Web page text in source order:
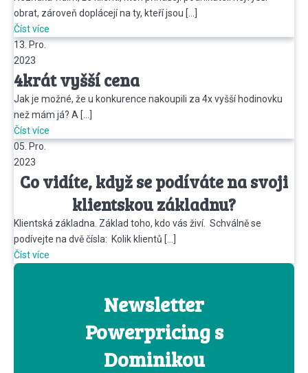
obrat, zároveň doplácejí na ty, kteří jsou […]
Číst více
13. Pro.
2023
4krát vyšší cena
Jak je možné, že u konkurence nakoupili za 4x vyšší hodinovku
než mám já? A […]
Číst více
05. Pro.
2023
Co vidíte, když se podíváte na svoji
klientskou základnu?
Klientská základna. Základ toho, kdo vás živí. Schválně se
podívejte na dvě čísla: Kolik klientů […]
Číst více
Newsletter
Powerpricing s
Dominikou